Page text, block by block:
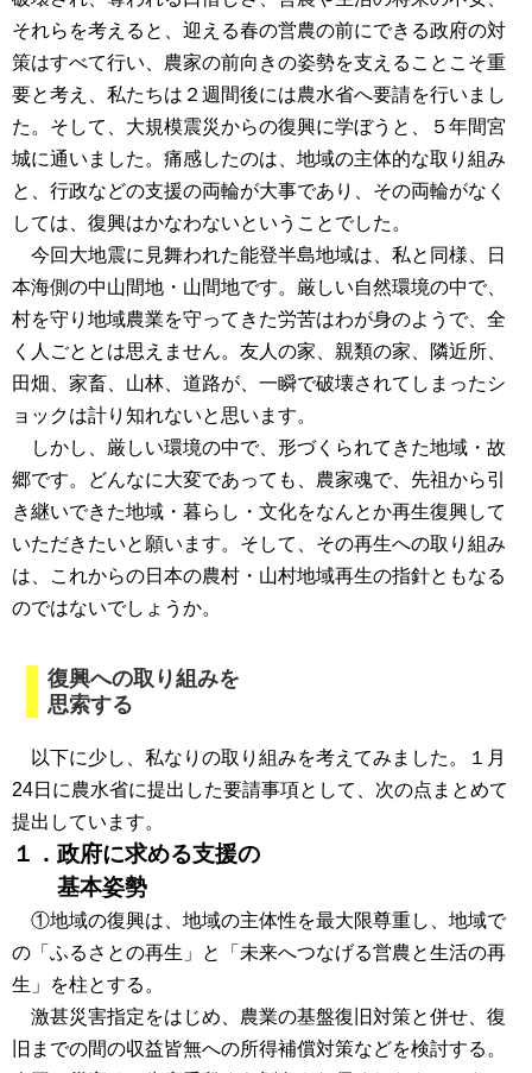
それらを考えると、迎える春の営農の前にできる政府の対
策はすべて行い、農家の前向きの姿勢を支えることこそ重
要と考え、私たちは２週間後には農水省へ要請を行いまし
た。そして、大規模震災からの復興に学ぼうと、５年間宮
城に通いました。痛感したのは、地域の主体的な取り組み
と、行政などの支援の両輪が大事であり、その両輪がなく
しては、復興はかなわないということでした。
今回大地震に見舞われた能登半島地域は、私と同様、日
本海側の中山間地・山間地です。厳しい自然環境の中で、
村を守り地域農業を守ってきた労苦はわが身のようで、全
く人ごととは思えません。友人の家、親類の家、隣近所、
田畑、家畜、山林、道路が、一瞬で破壊されてしまったシ
ョックは計り知れないと思います。
しかし、厳しい環境の中で、形づくられてきた地域・故
郷です。どんなに大変であっても、農家魂で、先祖から引
き継いできた地域・暮らし・文化をなんとか再生復興して
いただきたいと願います。そして、その再生への取り組み
は、これからの日本の農村・山村地域再生の指針ともなる
のではないでしょうか。
復興への取り組みを
思索する
以下に少し、私なりの取り組みを考えてみました。１月
24日に農水省に提出した要請事項として、次の点まとめて
提出しています。
１．政府に求める支援の
基本姿勢
①地域の復興は、地域の主体性を最大限尊重し、地域で
の「ふるさとの再生」と「未来へつなげる営農と生活の再
生」を柱とする。
激甚災害指定をはじめ、農業の基盤復旧対策と併せ、復
旧までの間の収益皆無への所得補償対策などを検討する。